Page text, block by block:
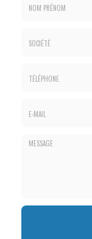
Nom
*
Société
E-